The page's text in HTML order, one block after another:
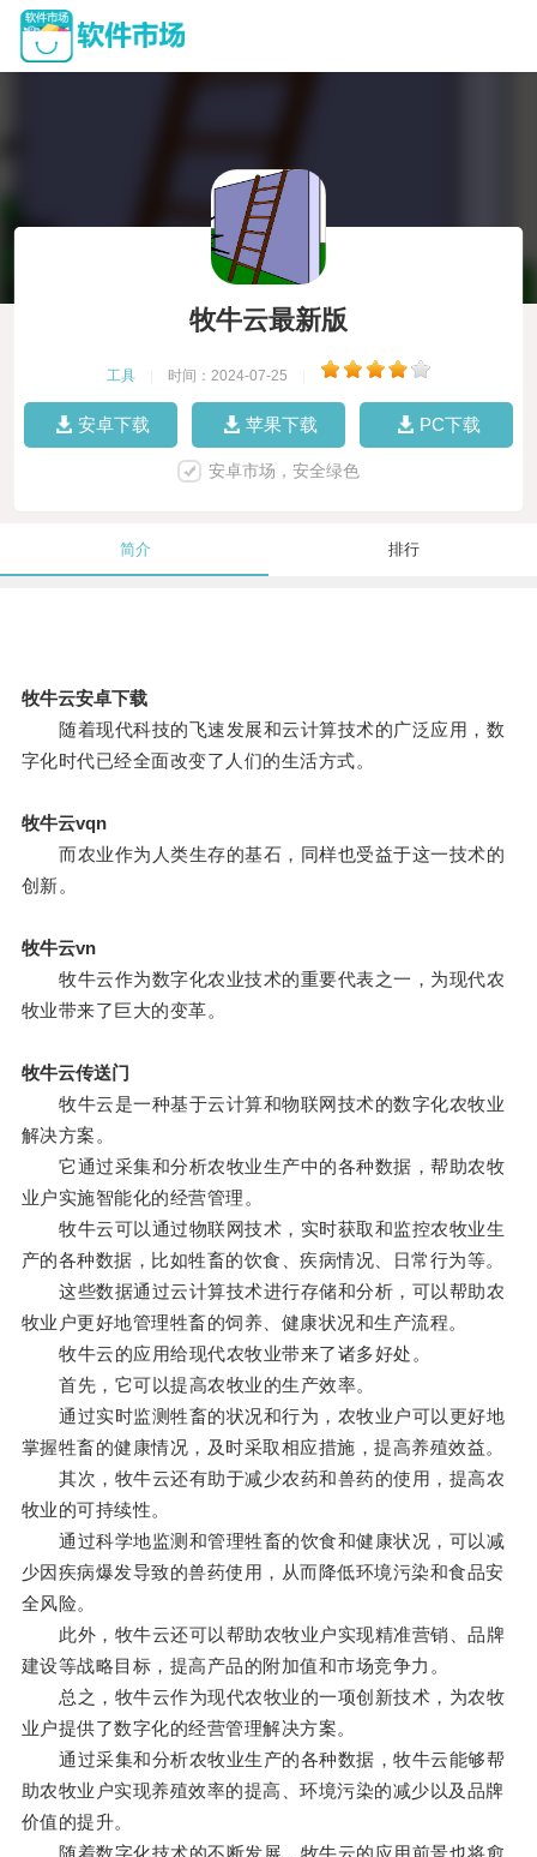
牧牛云最新版
工具 时间：2024-07-25
安卓下载 苹果下载 PC下载
安卓市场，安全绿色
简介 排行
牧牛云安卓下载
随着现代科技的飞速发展和云计算技术的广泛应用，数
字化时代已经全面改变了人们的生活方式。
牧牛云vqn
而农业作为人类生存的基石，同样也受益于这一技术的
创新。
牧牛云vn
牧牛云作为数字化农业技术的重要代表之一，为现代农
牧业带来了巨大的变革。
牧牛云传送门
牧牛云是一种基于云计算和物联网技术的数字化农牧业
解决方案。
它通过采集和分析农牧业生产中的各种数据，帮助农牧
业户实施智能化的经营管理。
牧牛云可以通过物联网技术，实时获取和监控农牧业生
产的各种数据，比如牲畜的饮食、疾病情况、日常行为等。
这些数据通过云计算技术进行存储和分析，可以帮助农
牧业户更好地管理牲畜的饲养、健康状况和生产流程。
牧牛云的应用给现代农牧业带来了诸多好处。
首先，它可以提高农牧业的生产效率。
通过实时监测牲畜的状况和行为，农牧业户可以更好地
掌握牲畜的健康情况，及时采取相应措施，提高养殖效益。
其次，牧牛云还有助于减少农药和兽药的使用，提高农
牧业的可持续性。
通过科学地监测和管理牲畜的饮食和健康状况，可以减
少因疾病爆发导致的兽药使用，从而降低环境污染和食品安
全风险。
此外，牧牛云还可以帮助农牧业户实现精准营销、品牌
建设等战略目标，提高产品的附加值和市场竞争力。
总之，牧牛云作为现代农牧业的一项创新技术，为农牧
业户提供了数字化的经营管理解决方案。
通过采集和分析农牧业生产的各种数据，牧牛云能够帮
助农牧业户实现养殖效率的提高、环境污染的减少以及品牌
价值的提升。